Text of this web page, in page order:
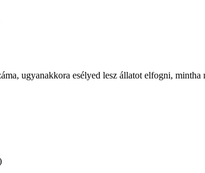
ugyanakkora esélyed lesz állatot elfogni, mintha